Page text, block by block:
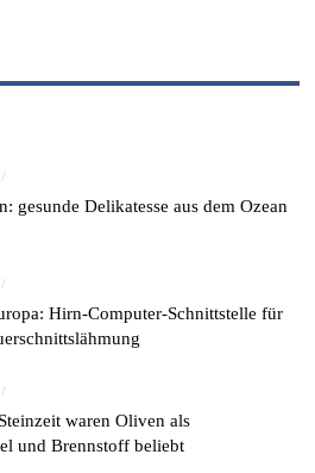
/
gesunde Delikatesse aus dem Ozean
/
Hirn-Computer-Schnittstelle für
/
waren Oliven als
und Brennstoff beliebt